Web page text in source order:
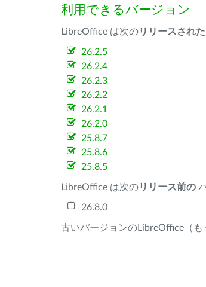
利用できるバージョン
LibreOffice は次のリリースされた
26.2.5
26.2.4
26.2.3
26.2.2
26.2.1
26.2.0
25.8.7
25.8.6
25.8.5
LibreOffice は次のリリース前の
26.8.0
古いバージョンのLibreOffice（も